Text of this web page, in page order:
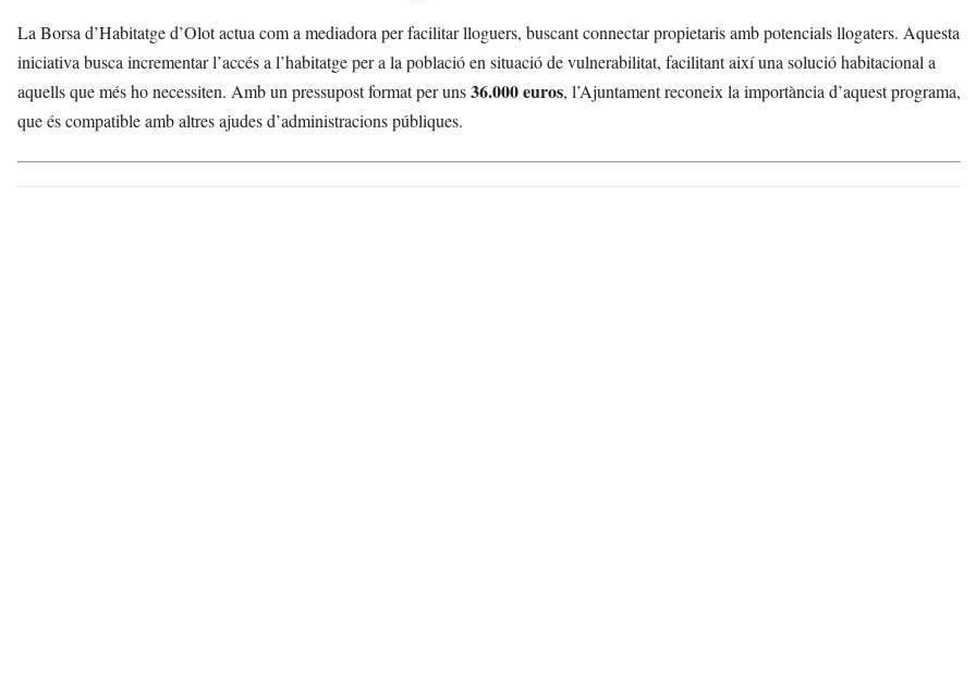
La Borsa d’Habitatge d’Olot actua com a mediadora per facilitar lloguers, buscant connectar propietaris amb potencials llogaters. Aquesta
iniciativa busca incrementar l’accés a l’habitatge per a la població en situació de vulnerabilitat, facilitant així una solució habitacional a
aquells que més ho necessiten. Amb un pressupost format per uns36.000 euros, l’Ajuntament reconeix la importància d’aquest programa,
que és compatible amb altres ajudes d’administracions públiques.